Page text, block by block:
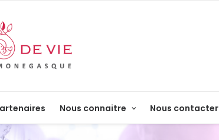
Nous connaitre Nous contacter